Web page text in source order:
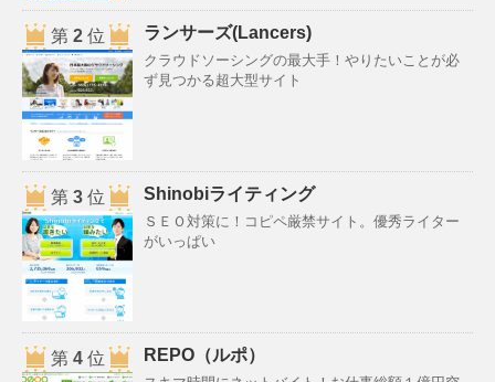
第 2位 ランサーズ(Lancers)
クラウドソーシングの最大手！やりたいことが必
ず見つかる超大型サイト
第 3位 Shinobiライティング
ＳＥＯ対策に！コピペ厳禁サイト。優秀ライター
がいっぱい
第 4位 REPO（ルポ）